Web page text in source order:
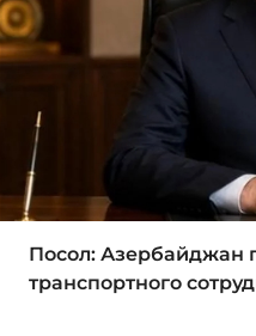
Посол: Азербайджан
транспортного